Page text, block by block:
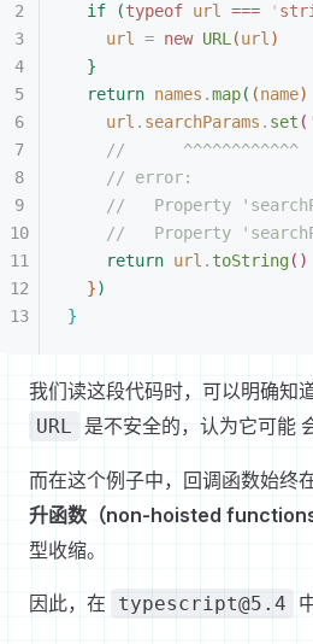
if
(typeof url === '
url
= new URL (url )
}
return names .map( (name)
url . searchParams . set ( '
//      ^^^^^^^^^^^^
// error:
//   Property
//   Property
return url . toString( )
})
}
我们读这段代码时，可以明确知
URL 是不安全的，认为它可能
而在这个例子中，回调函数始终
升函数（non-hoisted functions
型收缩。
因此，在 typescript@5.4